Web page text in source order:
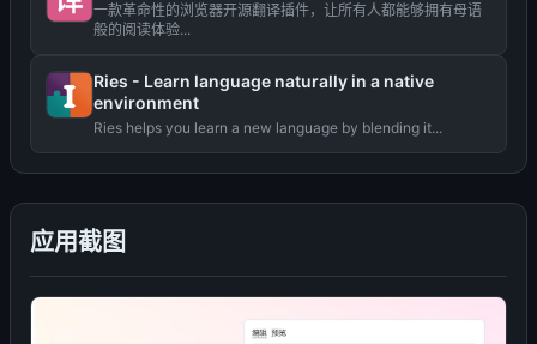
应用截图
一款革命性的浏览器开源翻译插件，让所有人都能够拥有母语
般的阅读体验...
Ries - Learn language naturally in a native
environment
Ries helps you learn a new language by blending it...